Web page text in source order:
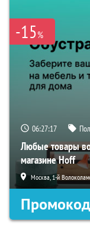
-15%
06:27:16
Любые товары во
магазине Hoff
Москва, 1-й
Промокод